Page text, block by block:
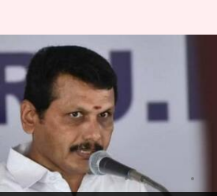
செந்தில் பாலாஜி
உடல்நிலை
அவரை காவலில்
எடுக்கவில்லை -
எழுதியவர் Nivetha P Jun 20, 2023